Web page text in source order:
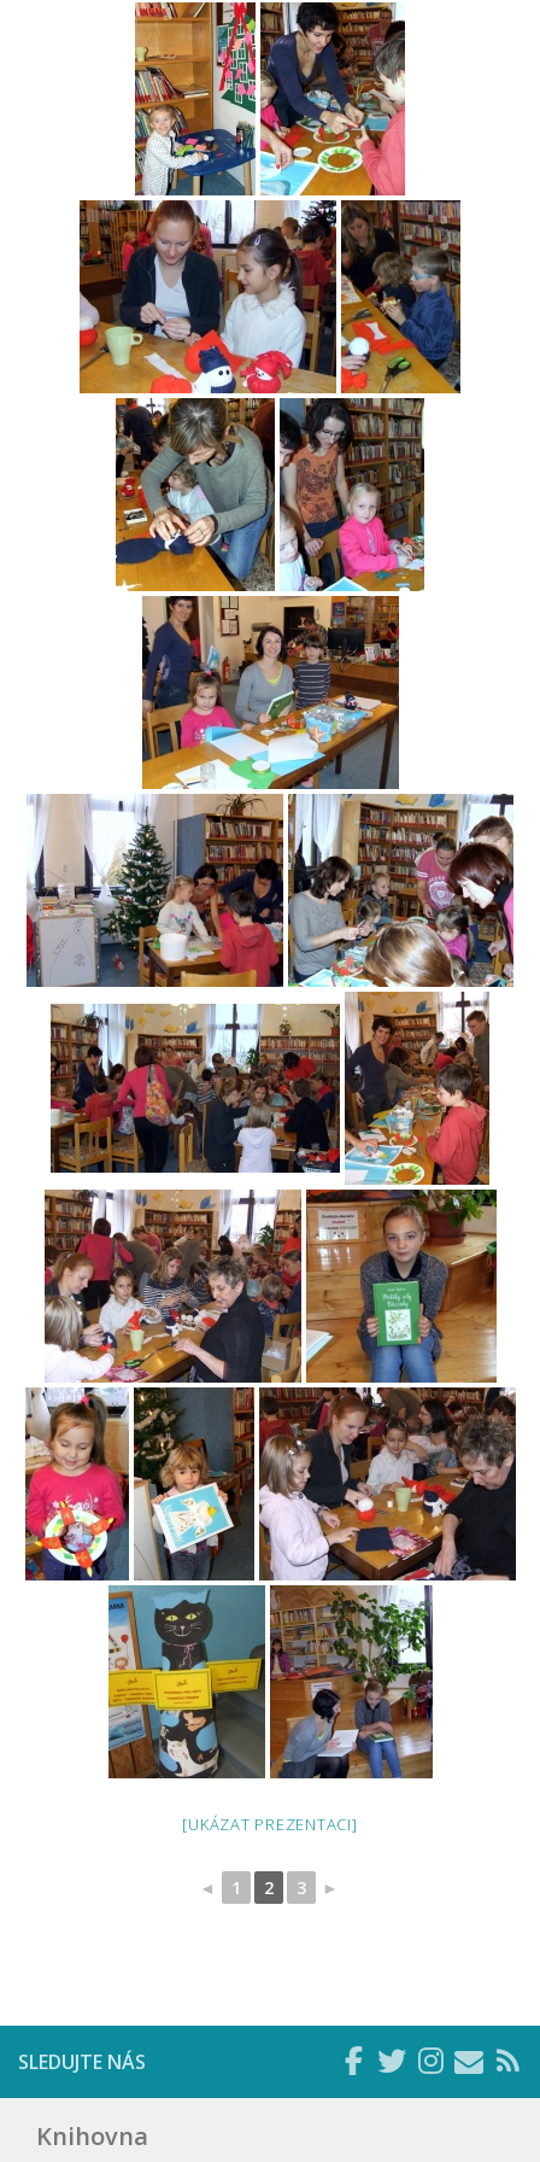
Pobočka Malý Rohozec
Pobočka Turnov II
Pobočka Mašov
Půjčovní doba
Základní služby
Půjčování e-knih a čteček e-knih
Portál KNIHA Z KNIHOVNY
Kultura a vzdělávání
Služby handicapovaným
Pronájem prostor
Knihovní řád a ceník
Fotogalerie
Dokumenty
Knihobudky
Pohádkovníky
Spolupráce
Podporují nás
Doporučujeme
Akce
Online katalog
Vzdělávací centrum
Informační centrum pro mládež
Kontakt
Nová budova
[UKÁZAT PREZENTACI]
◄ 1 2 3 ►
SLEDUJTE NÁS
Knihovna